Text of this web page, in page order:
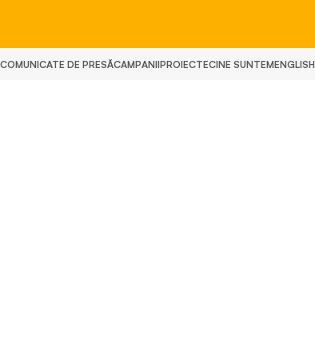
COMUNICATE DE PRESĂCAMPANIIPROIECTECINE SUNTEMENGLISH